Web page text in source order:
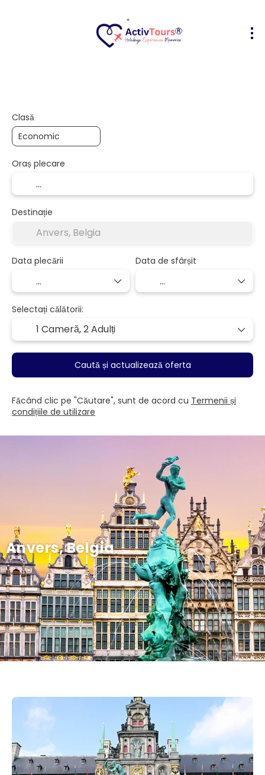
Anvers, Belgia
Clasă
Oraș plecare
Destinație
Data plecării Data de sfârșit
Selectați călătorii:
1 Cameră,2 Adulți
Caută și actualizează oferta
Făcând clic pe "Căutare", sunt de acord cu Termenii și
condițiile de utilizare